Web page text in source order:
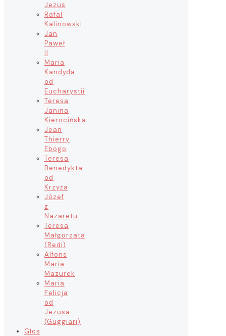
Jezus
Rafał
Kalinowski
Jan
Paweł
II
Maria
Kandyda
od
Eucharystii
Teresa
Janina
Kierocińska
Jean
Thierry
Ebogo
Teresa
Benedykta
od
Krzyża
Józef
z
Nazaretu
Teresa
Małgorzata
(Redi)
Alfons
Maria
Mazurek
Maria
Felicja
od
Jezusa
(Guggiari)
Głos